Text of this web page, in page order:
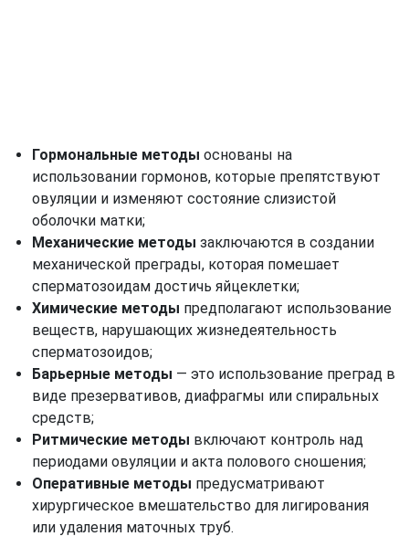
Гормональные методы основаны на
использовании гормонов, которые препятствуют
овуляции и изменяют состояние слизистой
оболочки матки;
Механические методы заключаются в создании
механической преграды, которая помешает
сперматозоидам достичь яйцеклетки;
Химические методы предполагают использование
веществ, нарушающих жизнедеятельность
сперматозоидов;
Барьерные методы — это использование преград в
виде презервативов, диафрагмы или спиральных
средств;
Ритмические методы включают контроль над
периодами овуляции и акта полового сношения;
Оперативные методы предусматривают
хирургическое вмешательство для лигирования
или удаления маточных труб.